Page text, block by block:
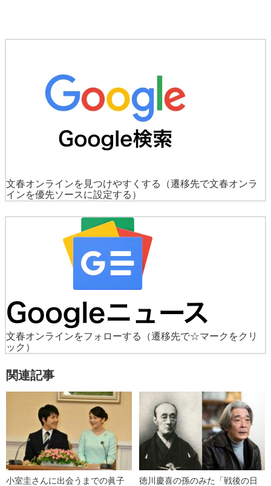
文春オンラインを見つけやすくする
（遷移先で文春オンラ
インを優先ソースに設定する）
文春オンラインをフォローする
（遷移先で☆マークをクリ
ック）
関連記事
小室圭さんに出会うまでの眞子
徳川慶喜の孫のみた「戦後の日